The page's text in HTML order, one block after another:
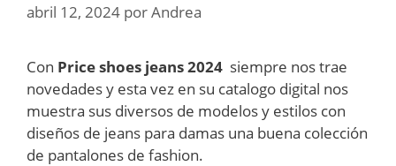
abril 12, 2024 porAndrea
Con Price shoes jeans 2024 siempre nos trae
novedades y esta vez en su catalogo digital nos
muestra sus diversos de modelos y estilos con
diseños de jeans para damas una buena colección
de pantalones de fashion.